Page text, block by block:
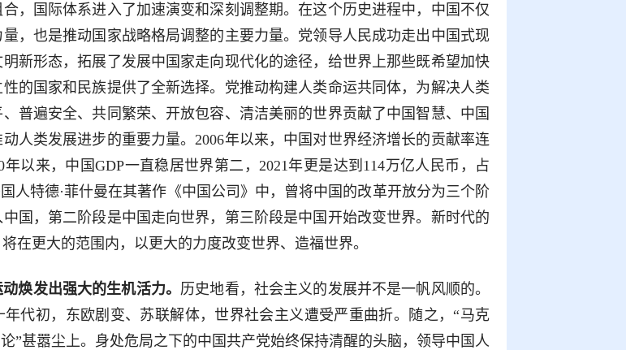
，国际体系进入了加速演变和深刻调整期。在这个历史进程中，中国不仅
，也是推动国家战略格局调整的主要力量。党领导人民成功走出中国式现
新形态，拓展了发展中国家走向现代化的途径，给世界上那些既希望加快
的国家和民族提供了全新选择。党推动构建人类命运共同体，为解决人类
普遍安全、共同繁荣、开放包容、清洁美丽的世界贡献了中国智慧、中国
人类发展进步的重要力量。2006年以来，中国对世界经济增长的贡献率连
以来，中国GDP一直稳居世界第二，2021年更是达到114万亿人民币，占
人特德·菲什曼在其著作《中国公司》中，曾将中国的改革开放分为三个阶
国，第二阶段是中国走向世界，第三阶段是中国开始改变世界。新时代的
在更大的范围内，以更大的力度改变世界、造福世界。
焕发出强大的生机活力。 历史地看，社会主义的发展并不是一帆风顺的。
代初，东欧剧变、苏联解体，世界社会主义遭受严重曲折。随之，“马克
”甚嚣尘上。身处危局之下的中国共产党始终保持清醒的头脑，领导中国人